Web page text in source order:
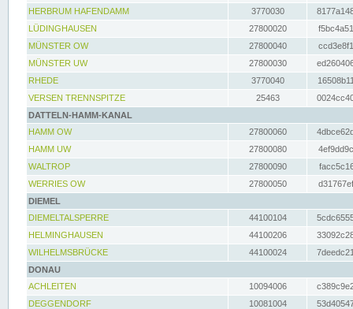
HERBRUM HAFENDAMM
3770030
LÜDINGHAUSEN
27800020
MÜNSTER OW
27800040
MÜNSTER UW
27800030
RHEDE
3770040
VERSEN TRENNSPITZE
25463
DATTELN-HAMM-KANAL
HAMM OW
27800060
HAMM UW
27800080
WALTROP
27800090
WERRIES OW
27800050
DIEMEL
DIEMELTALSPERRE
44100104
HELMINGHAUSEN
44100206
WILHELMSBRÜCKE
44100024
DONAU
ACHLEITEN
10094006
DEGGENDORF
10081004